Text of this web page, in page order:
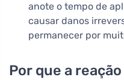
anote o tempo de
causar danos
permanecer por
Por que a